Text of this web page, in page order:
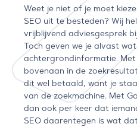
Weet je niet of je moet
SEO uit te besteden? Wij
vrijblijvend adviesgesprek
Toch geven we je alvast
achtergrondinformatie.
bovenaan in de
dit wel betaald, want je
van de zoekmachine. Met
dan ook per keer dat
SEO daarentegen is wat